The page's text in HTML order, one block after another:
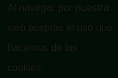
Menú
pie
de
Fundamento legal
Al navegar por nuestra
web aceptas el uso que
hacemos de las
cookies.